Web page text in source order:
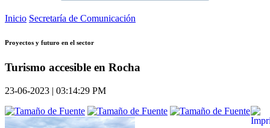
Inicio Secretaría de Comunicación
Proyectos y futuro en el sector
Turismo accesible en Rocha
23-06-2023 | 03:14:29 PM